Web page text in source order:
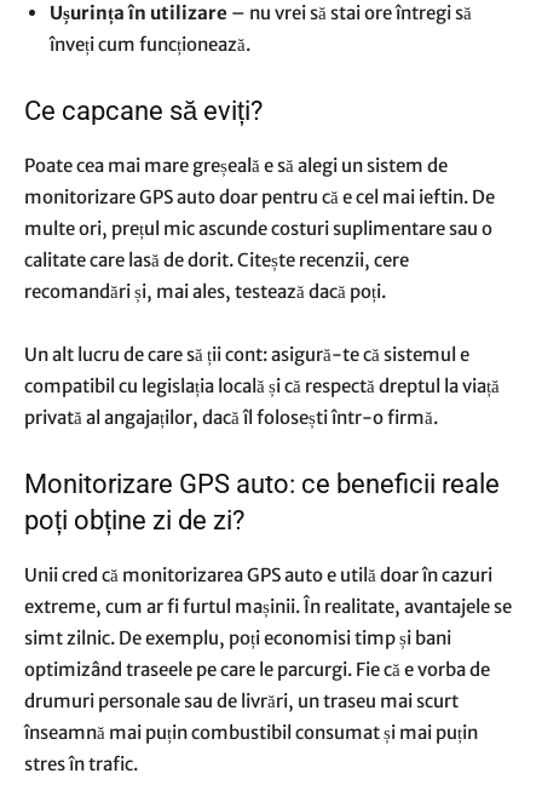
Ușurința în utilizare – nu vrei să stai ore întregi să
înveți cum funcționează.
Ce capcane să eviți?
Poate cea mai mare greșeală e să alegi un sistem de
monitorizare GPS auto doar pentru că e cel mai ieftin. De
multe ori, prețul mic ascunde costuri suplimentare sau o
calitate care lasă de dorit. Citește recenzii, cere
recomandări și, mai ales, testează dacă poți.
Un alt lucru de care să ții cont: asigură-te că sistemul e
compatibil cu legislația locală și că respectă dreptul la viață
privată al angajaților, dacă îl folosești într-o firmă.
Monitorizare GPS auto: ce beneficii reale
poți obține zi de zi?
Unii cred că monitorizarea GPS auto e utilă doar în cazuri
extreme, cum ar fi furtul mașinii. În realitate, avantajele se
simt zilnic. De exemplu, poți economisi timp și bani
optimizând traseele pe care le parcurgi. Fie că e vorba de
drumuri personale sau de livrări, un traseu mai scurt
înseamnă mai puțin combustibil consumat și mai puțin
stres în trafic.